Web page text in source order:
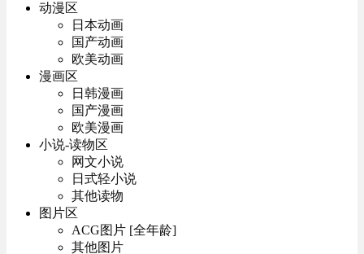
动漫区
日本动画
国产动画
欧美动画
漫画区
日韩漫画
国产漫画
欧美漫画
小说-读物区
网文小说
日式轻小说
其他读物
图片区
ACG图片 [全年龄]
其他图片